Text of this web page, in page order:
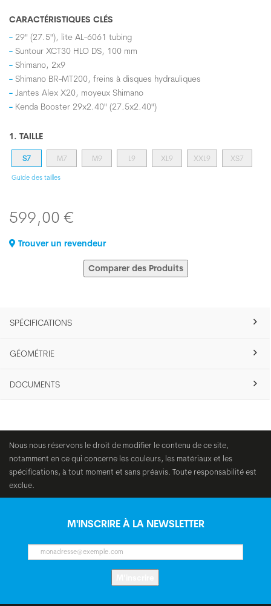
CARACTÉRISTIQUES CLÉS
29" (27.5"), lite AL-6061 tubing
Suntour XCT30 HLO DS, 100 mm
Shimano, 2x9
Shimano BR-MT200, freins à disques hydrauliques
Jantes Alex X20, moyeux Shimano
Kenda Booster 29x2.40" (27.5x2.40")
1. TAILLE
S7 M7 M9 L9 XL9 XXL9 XS7
Guide des tailles
599,00 €
Trouver un revendeur
Comparer des Produits
SPÉCIFICATIONS
GÉOMÉTRIE
DOCUMENTS
Nous nous réservons le droit de modifier le contenu de ce site,
notamment en ce qui concerne les couleurs, les matériaux et les
spécifications, à tout moment et sans préavis. Toute responsabilité est
exclue.
M'INSCRIRE À LA NEWSLETTER